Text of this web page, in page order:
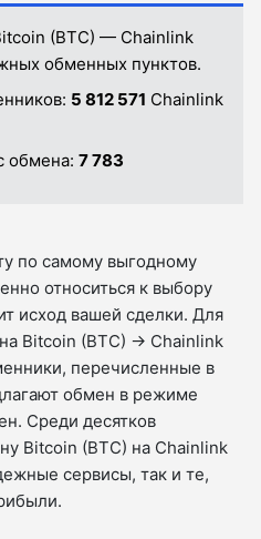
(BTC) — Chainlink
обменных пунктов.
5 812 571 Chainlink
обмена: 7 783
по самому выгодному
относиться к выбору
исход вашей сделки. Для
Bitcoin (BTC) → Chainlink
перечисленные в
обмен в режиме
Среди десятков
Bitcoin (BTC) на Chainlink
сервисы, так и те,